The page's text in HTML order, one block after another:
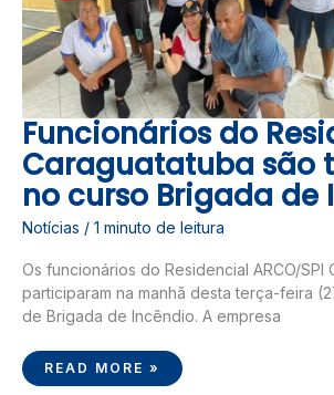
Funcionários do
Caraguatatuba são
no curso Brigada de
Notícias / 1 minuto de leitura
Os funcionários do Residencial ARCO/SPI
participaram na manhã desta terça-feira
de Brigada de Incêndio. A empresa
READ MORE »